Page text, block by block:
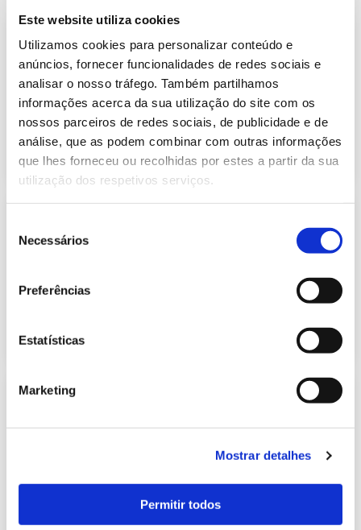
Este website utiliza cookies
Utilizamos cookies para personalizar conteúdo e
anúncios, fornecer funcionalidades de redes sociais e
analisar o nosso tráfego. Também partilhamos
informações acerca da sua utilização do site com os
nossos parceiros de redes sociais, de publicidade e de
análise, que as podem combinar com outras informações
que lhes forneceu ou recolhidas por estes a partir da sua
utilização dos respetivos serviços.
Necessários
Preferências
Estatísticas
Marketing
Mostrar detalhes
Permitir todos
634.23 Kb
Eletroprodutor da semana 39 de
2021
Publicação com periodicidade semanal, com
informação sobre Eletricidade
2021-10-01 Eletricidade
632.49 Kb 2021
2021
informação sobre Eletricidade
Eletricidade